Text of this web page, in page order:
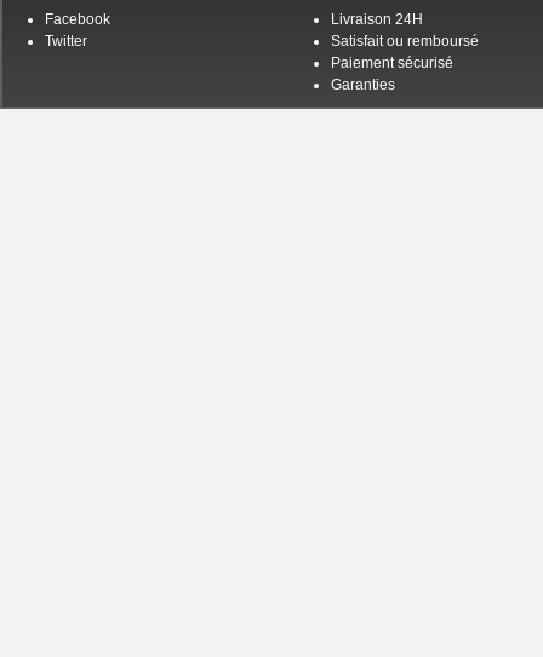
Facebook
Twitter
Livraison 24H
Satisfait ou remboursé
Paiement sécurisé
Garanties